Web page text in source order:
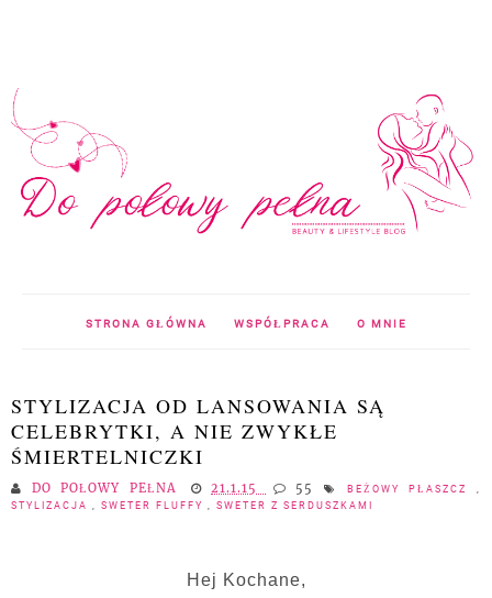
STRONA GŁÓWNA WSPÓŁPRACA O MNIE
STYLIZACJA OD LANSOWANIA SĄ
CELEBRYTKI, A NIE ZWYKŁE
ŚMIERTELNICZKI
DO POŁOWY PEŁNA 21.1.15 55 BEŻOWY PŁASZCZ
STYLIZACJA
SWETER FLUFFY SWETER Z SERDUSZKAMI
Hej Kochane,